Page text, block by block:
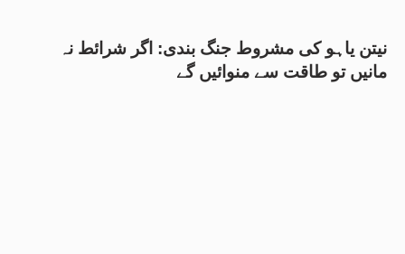
نیتن یاہو کی مشروط جنگ بندی: اگر شرائط نہ
مانیں تو طاقت سے منوائیں گے